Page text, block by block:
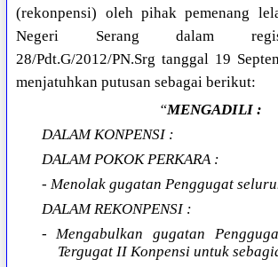
(rekonpensi) oleh pihak pemenang
Negeri Serang dalam
28/Pdt.G/2012/PN.Srg tanggal 19
menjatuhkan putusan sebagai berikut:
“MENGADILI :
DALAM KONPENSI :
DALAM POKOK PERKARA :
- Menolak gugatan Penggugat
DALAM REKONPENSI :
- Mengabulkan gugatan
Tergugat II Konpensi untuk